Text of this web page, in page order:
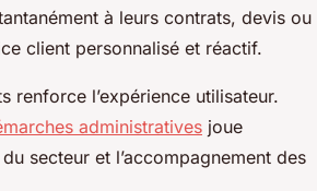
à leurs contrats, devis ou
client personnalisé et réactif.
renforce l’expérience utilisateur.
administratives joue
secteur et l’accompagnement des